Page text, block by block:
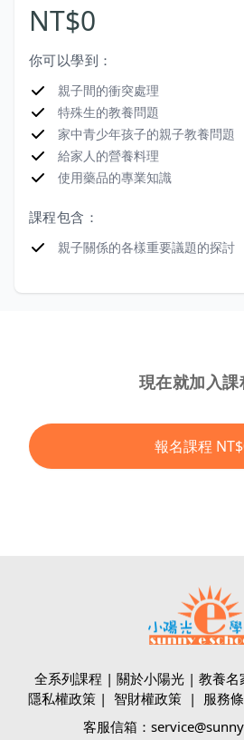
NT$0
你可以學到：
親子間的衝突處理
特殊生的教養問題
家中青少年孩子的親子教養問題
給家人的營養料理
使用藥品的專業知識
課程包含：
親子關係的各樣重要議題的探討
現在就加入課
報名課程
全系列課程 | 關於小陽光 | 教養名
隱私權政策 | 智財權政策 | 服務
客服信箱：